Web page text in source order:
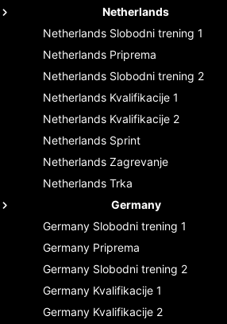
Netherlands
Netherlands Slobodni trening 1
Netherlands Priprema
Netherlands Slobodni trening 2
Netherlands Kvalifikacije 1
Netherlands Kvalifikacije 2
Netherlands Sprint
Netherlands Zagrevanje
Netherlands Trka
Germany
Germany Slobodni trening 1
Germany Priprema
Germany Slobodni trening 2
Germany Kvalifikacije 1
Germany Kvalifikacije 2